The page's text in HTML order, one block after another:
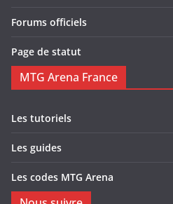
Forums officiels
Page de statut
MTG Arena France
Les tutoriels
Les guides
Les codes MTG Arena